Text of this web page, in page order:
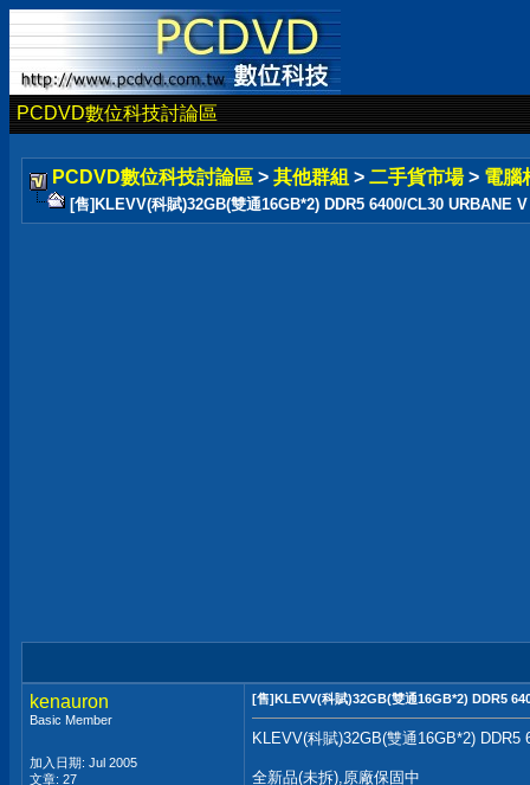
PCDVD數位科技討論區
PCDVD數位科技討論區 > 其他群組 > 二手貨市場 > 電腦
[售]KLEVV(科賦)32GB(雙通16GB*2) DDR5 6400/CL30 URBANE
kenauron
Basic Member
加入日期: Jul 2005
文章: 27
[售]KLEVV(科賦)32GB(雙通16GB*2) DDR5
KLEVV(科賦)32GB(雙通16GB*2)
全新品(未拆),原廠保固中